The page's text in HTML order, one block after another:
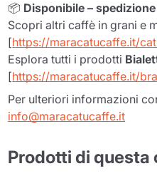
📦 Disponibile –
Scopri altri caffè in grani e
[https://maracatucaffe.it/
Esplora tutti i prodotti
[https://maracatucaffe.it/
Per ulteriori informazioni
info@maracatucaffe.it
Prodotti di questa